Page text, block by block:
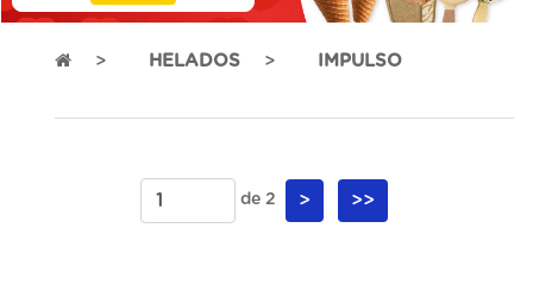
HELADOS IMPULSO
de 2 > >>